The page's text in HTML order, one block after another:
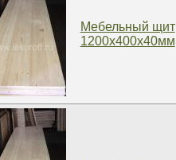
Мебельный щит
1200x400x40мм